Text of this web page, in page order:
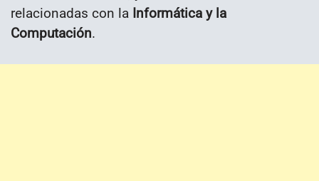
relacionadas con la Informática y la
Computación.